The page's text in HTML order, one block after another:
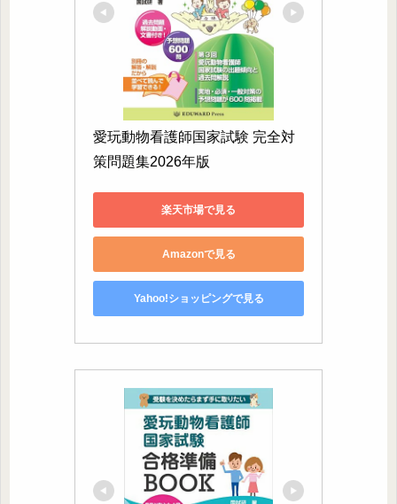
愛玩動物看護師国家試験 完全対
策問題集2026年版
楽天市場で見る
Amazonで見る
Yahoo!ショッピングで見る